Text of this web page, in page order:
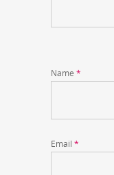
Name *
Email *